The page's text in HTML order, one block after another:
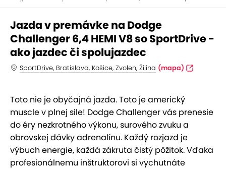
Jazda v premávke na Dodge
Challenger 6,4 HEMI V8 so SportDrive -
ako jazdec či spolujazdec
SportDrive, Bratislava, Košice, Zvolen, Žilina (mapa)
Toto nie je obyčajná jazda. Toto je americký
muscle v plnej sile! Dodge Challenger vás prenesie
do éry nezkrotného výkonu, surového zvuku a
obrovskej dávky adrenalínu. Každý rozjazd je
výbuch energie, každá zákruta čistý pôžitok. Vďaka
profesionálnemu inštruktorovi si vychutnáte